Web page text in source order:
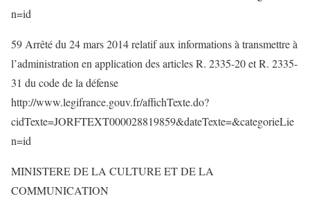
n=id
59 Arrêté du 24 mars 2014 relatif aux informations à transmettre à
l’administration en application des articles R. 2335-20 et R. 2335-
31 du code de la défense
http://www.legifrance.gouv.fr/affichTexte.do?
cidTexte=JORFTEXT000028819859&dateTexte=&categorieLie
n=id
MINISTERE DE LA CULTURE ET DE LA
COMMUNICATION